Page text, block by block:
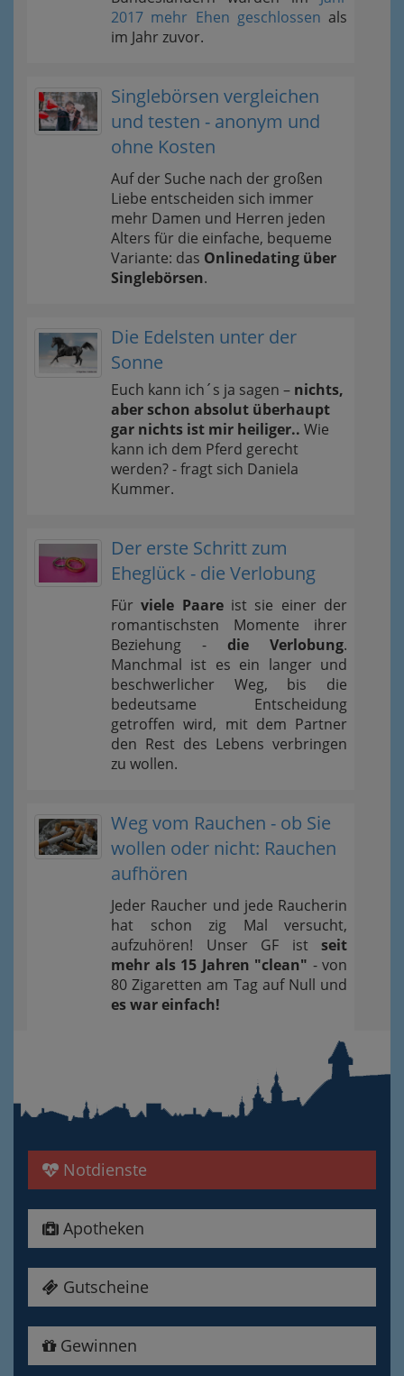
2017 mehr Ehen geschlossen als
im Jahr zuvor.
Singlebörsen vergleichen
und testen - anonym und
ohne Kosten
Auf der Suche nach der großen
Liebe entscheiden sich immer
mehr Damen und Herren jeden
Alters für die einfache, bequeme
Variante: das Onlinedating über
Singlebörsen.
Die Edelsten unter der
Sonne
Euch kann ich´s ja sagen – nichts,
aber schon absolut überhaupt
gar nichts ist mir heiliger.. Wie
kann ich dem Pferd gerecht
werden? - fragt sich Daniela
Kummer.
Der erste Schritt zum
Eheglück - die Verlobung
Fürviele Paareist sie einer der
romantischsten Momente ihrer
Beziehung - die Verlobung.
Manchmal ist es ein langer und
beschwerlicher Weg, bis die
bedeutsame Entscheidung
getroffen wird, mit dem Partner
den Rest des Lebens verbringen
zu wollen.
Weg vom Rauchen - ob Sie
wollen oder nicht: Rauchen
aufhören
Jeder Raucher und jede Raucherin
hat schon zig Mal versucht,
aufzuhören! Unser GF ist seit
mehr als 15 Jahren "clean" - von
80 Zigaretten am Tag auf Null und
es war einfach!
Notdienste
Apotheken
Gutscheine
Gewinnen